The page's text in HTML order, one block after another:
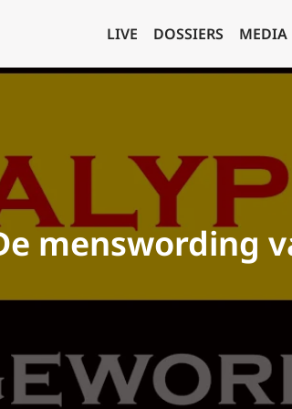
LIVE DOSSIERS MEDIA
menswording